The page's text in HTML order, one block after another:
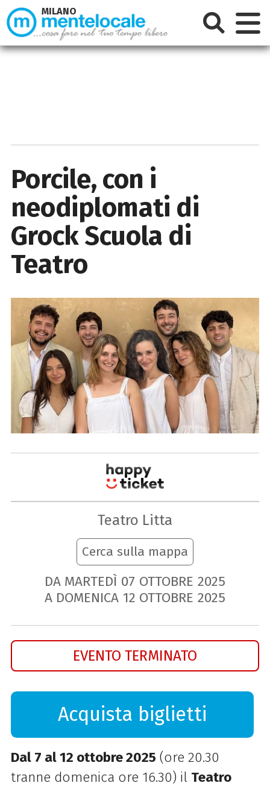
Porcile, con i
neodiplomati di
Grock Scuola di
Teatro
Teatro Litta
Cerca sulla mappa
DA MARTEDÌ 07 OTTOBRE 2025
A DOMENICA 12 OTTOBRE 2025
EVENTO TERMINATO
Acquista biglietti
Dal 7 al 12 ottobre 2025 (ore 20.30
tranne domenica ore 16.30) il Teatro
MILANO